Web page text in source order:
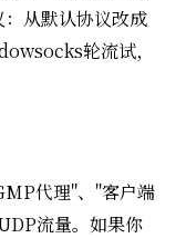
从默认协议改成
轮流试，
代理"、"客户端
流量。如果你